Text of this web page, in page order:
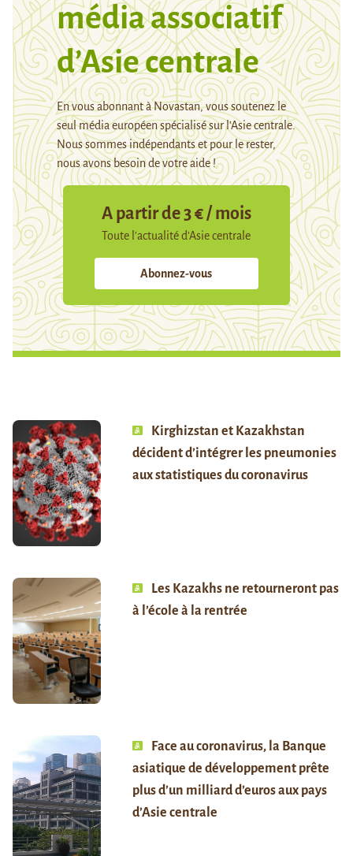
média associatif
d’Asie centrale
En vous abonnant à Novastan, vous soutenez le
seul média européen spécialisé sur l’Asie centrale.
Nous sommes indépendants et pour le rester,
nous avons besoin de votre aide !
A partir de 3 € / mois
Toute l’actualité d’Asie centrale
Abonnez-vous
Kirghizstan et Kazakhstan
décident d’intégrer les pneumonies
aux statistiques du coronavirus
Les Kazakhs ne retourneront pas
à l’école à la rentrée
Face au coronavirus, la Banque
asiatique de développement prête
plus d’un milliard d’euros aux pays
d’Asie centrale